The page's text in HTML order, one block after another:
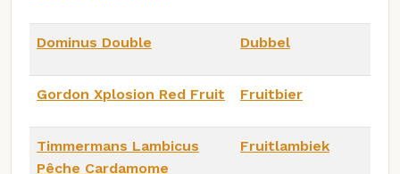
Dominus Double Dubbel
Gordon Xplosion Red Fruit Fruitbier
Timmermans Lambicus
Pêche Cardamome
Fruitlambiek